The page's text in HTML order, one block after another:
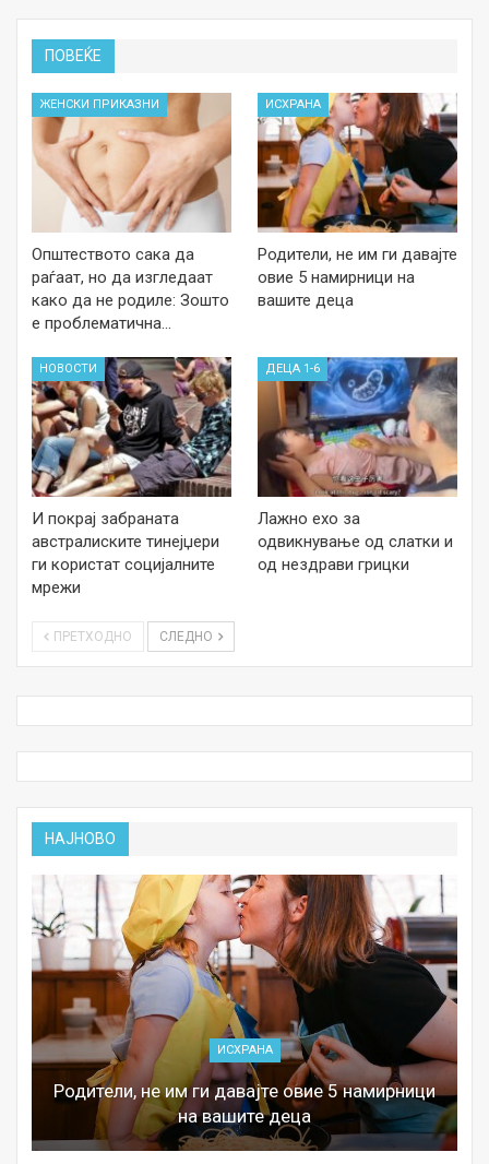
ПОВЕЌЕ
ЖЕНСКИ ПРИКАЗНИ
Општеството сака да
раѓаат, но да изгледаат
како да не родиле: Зошто
е проблематична…
ИСХРАНА
Родители, не им ги давајте
овие 5 намирници на
вашите деца
НОВОСТИ
И покрај забраната
австралиските тинејџери
ги користат социјалните
мрежи
ДЕЦА 1-6
Лажно ехо за
одвикнување од слатки и
од нездрави грицки
ПРЕТХОДНО СЛЕДНО
НАЈНОВО
ИСХРАНА
Родители, не им ги давајте овие 5 намирници
на вашите деца